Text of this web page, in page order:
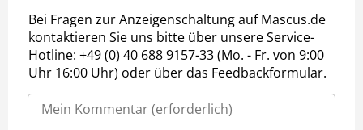
Bei Fragen zur Anzeigenschaltung auf Mascus.de
kontaktieren Sie uns bitte über unsere Service-
Hotline: +49 (0) 40 688 9157-33 (Mo. - Fr. von 9:00
Uhr 16:00 Uhr) oder über das Feedbackformular.